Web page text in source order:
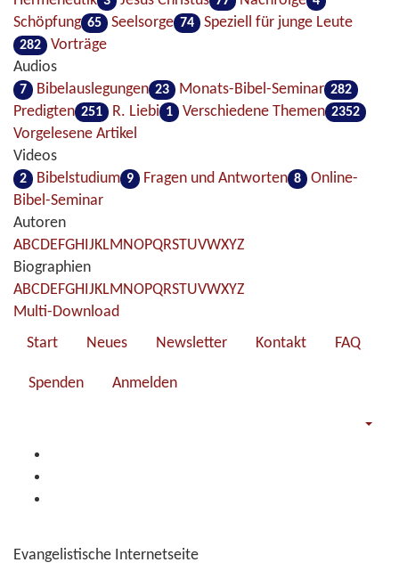
Schöpfung 65 Seelsorge 74 Speziell für junge Leute
282
Vorträge
Audios
7 Bibelauslegungen 23 Monats-Bibel-Seminar 282
Predigten 251 R. Liebi 1 Verschiedene Themen 2352
Vorgelesene Artikel
Videos
2 Bibelstudium 9 Fragen und Antworten 8
Online-
Bibel-Seminar
Autoren
ABCDEFGHIJKLMNOPQRSTUVWXYZ
Biographien
ABCDEFGHIJKLMNOPQRSTUVWXYZ
Multi-Download
Start
Neues Newsletter Kontakt FAQ
Spenden Anmelden
Evangelistische Internetseite